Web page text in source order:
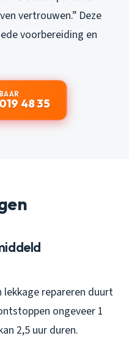
vertrouwen.” Deze
voorbereiding en
48 35
repareren duurt
ongeveer 1
2,5 uur duren.